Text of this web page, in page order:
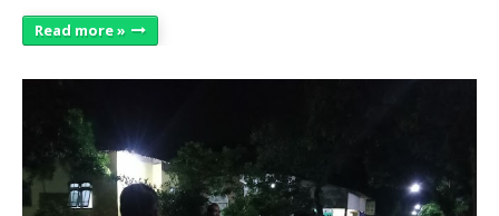
Read more »